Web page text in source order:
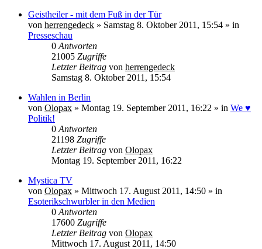
Geistheiler - mit dem Fuß in der Tür
von herrengedeck » Samstag 8. Oktober 2011, 15:54 » in
Presseschau
0 Antworten
21005 Zugriffe
Letzter Beitrag von herrengedeck
Samstag 8. Oktober 2011, 15:54
Wahlen in Berlin
von Olopax » Montag 19. September 2011, 16:22 » in We ♥
Politik!
0 Antworten
21198 Zugriffe
Letzter Beitrag von Olopax
Montag 19. September 2011, 16:22
Mystica TV
von Olopax » Mittwoch 17. August 2011, 14:50 » in
Esoterikschwurbler in den Medien
0 Antworten
17600 Zugriffe
Letzter Beitrag von Olopax
Mittwoch 17. August 2011, 14:50